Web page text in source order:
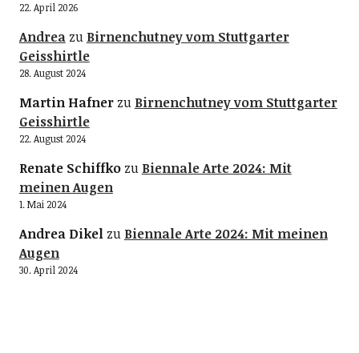
22. April 2026
Andreazu Birnenchutney vom Stuttgarter
Geisshirtle
28. August 2024
Martin Hafnerzu Birnenchutney vom Stuttgarter
Geisshirtle
22. August 2024
Renate Schiffkozu Biennale Arte 2024: Mit
meinen Augen
1. Mai 2024
Andrea Dikelzu Biennale Arte 2024: Mit meinen
Augen
30. April 2024